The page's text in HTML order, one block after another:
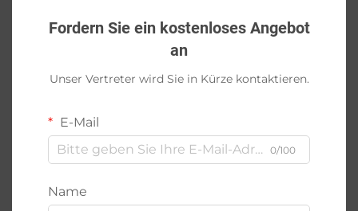
Fordern Sie ein kostenloses Angebot
an
Unser Vertreter wird Sie in Kürze kontaktieren.
E-Mail
0/100
Name